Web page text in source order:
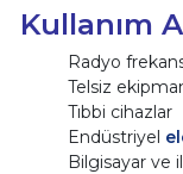
Kullanım
Radyo
Telsiz
Tıbbi cihazlar
Endüstriyel
Bilgisayar ve